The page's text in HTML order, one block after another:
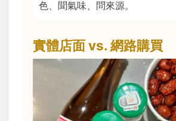
色、聞氣味、問來源。
實體店面 vs. 網路購買